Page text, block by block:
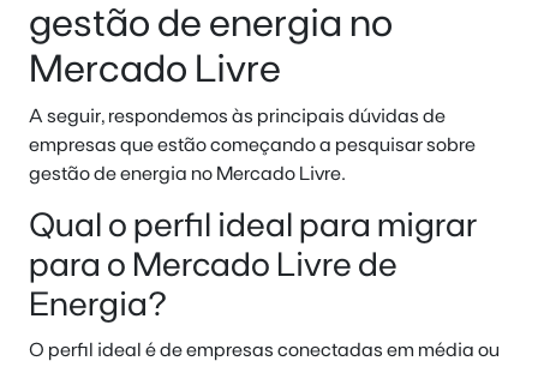
gestão de energia no
Mercado Livre
A seguir, respondemos às principais dúvidas de
empresas que estão começando a pesquisar sobre
gestão de energia no Mercado Livre.
Qual o perfil ideal para migrar
para o Mercado Livre de
Energia?
O perfil ideal é de empresas conectadas em média ou